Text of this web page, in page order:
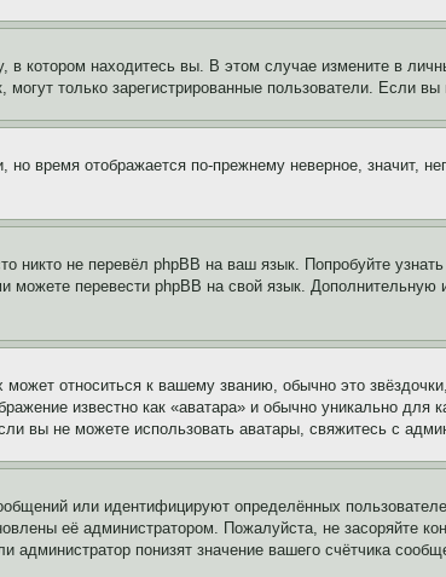
котором находитесь вы. В этом случае измените в
только зарегистрированные пользователи. Если
время отображается по-прежнему неверное, значит,
не перевёл phpBB на ваш язык. Попробуйте
можете перевести phpBB на свой язык.
относиться к вашему званию, обычно это
известно как «аватара» и обычно уникально для
вы не можете использовать аватары, свяжитесь с
или идентифицируют определённых
её администратором. Пожалуйста, не засоряйте
понизят значение вашего счётчика